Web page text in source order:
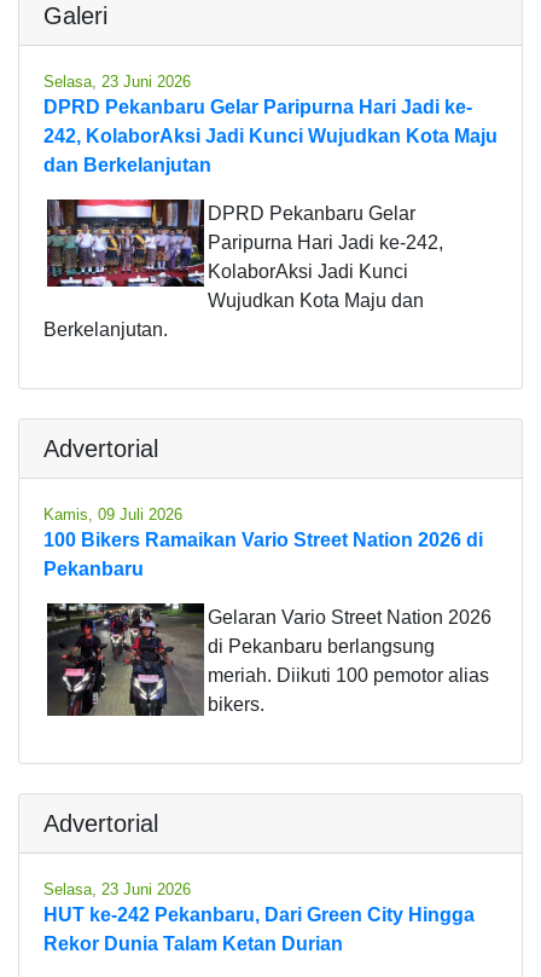
Galeri
Selasa, 23 Juni 2026
DPRD Pekanbaru Gelar Paripurna Hari Jadi ke-
242, KolaborAksi Jadi Kunci Wujudkan Kota Maju
dan Berkelanjutan
DPRD Pekanbaru Gelar
Paripurna Hari Jadi ke-242,
KolaborAksi Jadi Kunci
Wujudkan Kota Maju dan
Berkelanjutan.
Advertorial
Kamis, 09 Juli 2026
100 Bikers Ramaikan Vario Street Nation 2026 di
Pekanbaru
Gelaran Vario Street Nation 2026
di Pekanbaru berlangsung
meriah. Diikuti 100 pemotor alias
bikers.
Advertorial
Selasa, 23 Juni 2026
HUT ke-242 Pekanbaru, Dari Green City Hingga
Rekor Dunia Talam Ketan Durian